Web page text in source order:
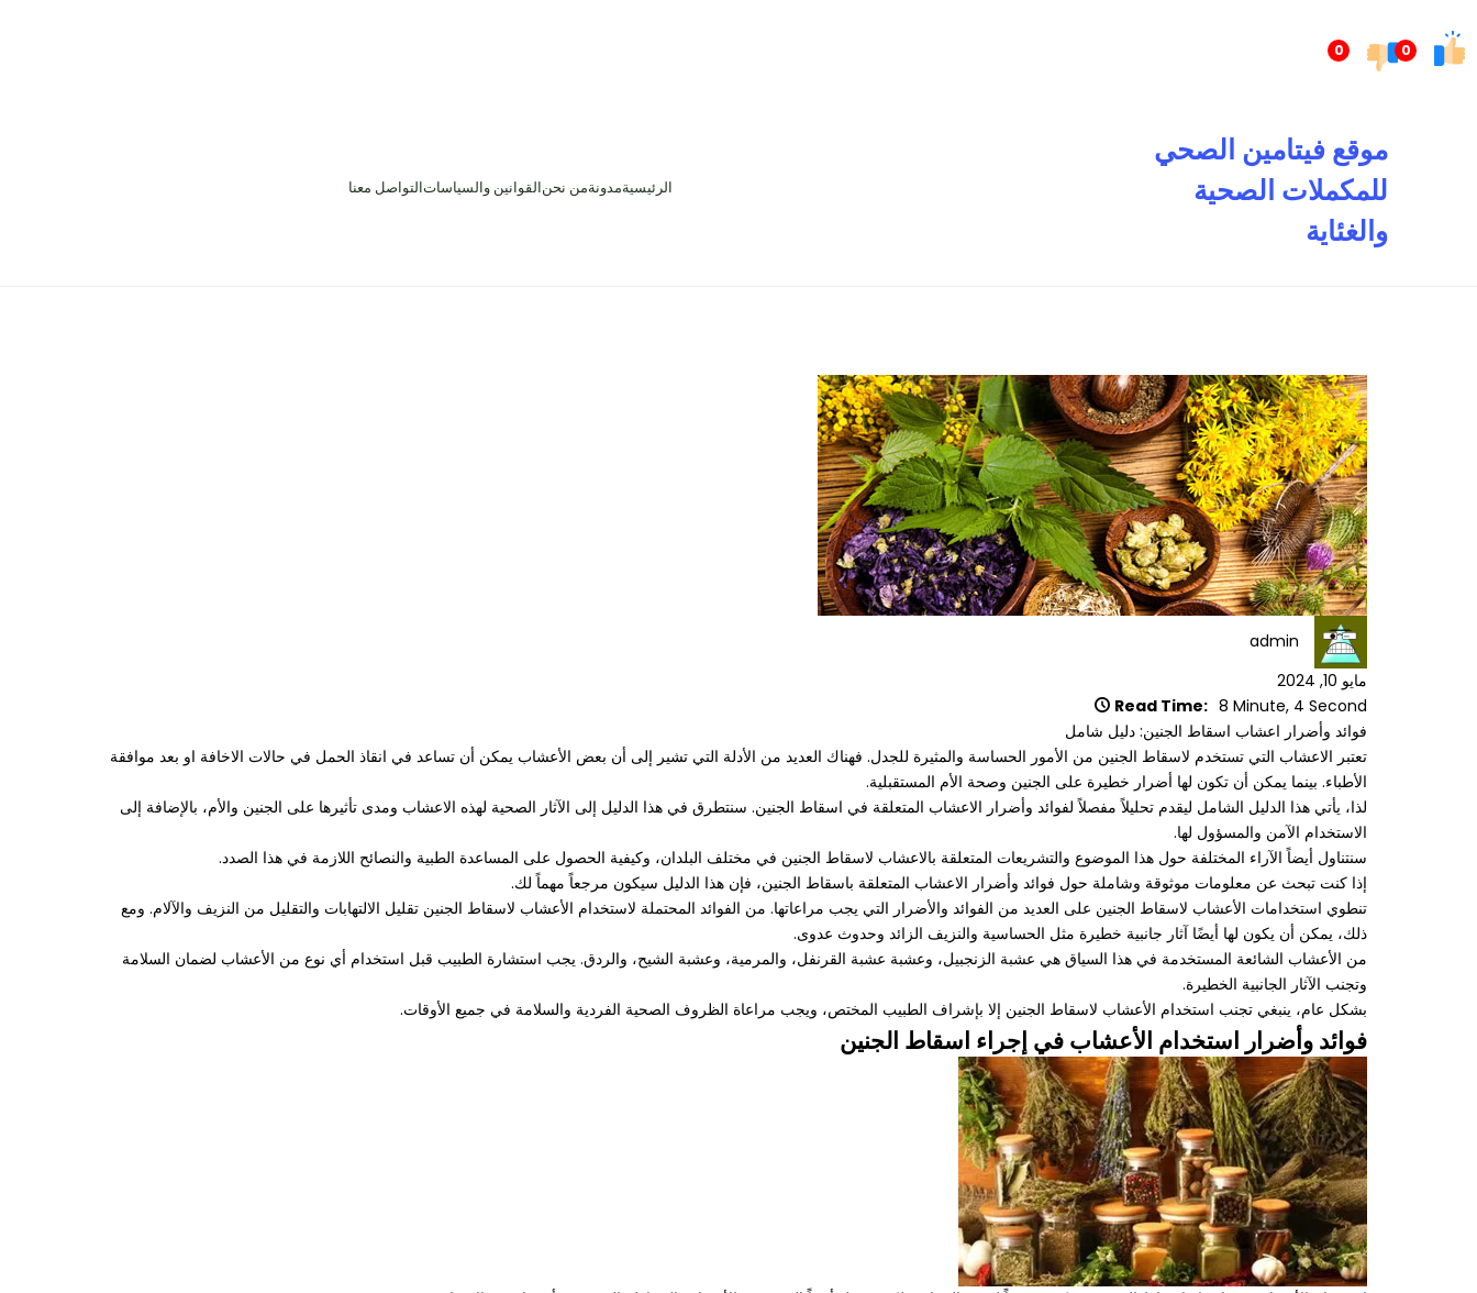
0
0إلى
موقع فيتامين الصحي
للمكملات الصحية
والغئاية
الرئيسيةمدونةمن نحنالقوانين والسياساتالتواصل معنا
admin
مايو 10, 2024
Read Time: 8 Minute, 4 Second
فوائد وأضرار اعشاب اسقاط الجنين: دليل شامل
تعتبر الاعشاب التي تستخدم لاسقاط الجنين من الأمور الحساسة والمثيرة للجدل. فهناك العديد من الأدلة التي تشير إلى أن بعض الأعشاب يمكن أن تساعد في انقاذ الحمل في حالات الاخافة او بعد موافقة
الأطباء. بينما يمكن أن تكون لها أضرار خطيرة على الجنين وصحة الأم المستقبلية.
لذا، يأتي هذا الدليل الشامل ليقدم تحليلاً مفصلاً لفوائد وأضرار الاعشاب المتعلقة في اسقاط الجنين. سنتطرق في هذا الدليل إلى الآثار الصحية لهذه الاعشاب ومدى تأثيرها على الجنين والأم، بالإضافة إلى
الاستخدام الآمن والمسؤول لها.
سنتناول أيضاً الآراء المختلفة حول هذا الموضوع والتشريعات المتعلقة بالاعشاب لاسقاط الجنين في مختلف البلدان، وكيفية الحصول على المساعدة الطبية والنصائح اللازمة في هذا الصدد.
إذا كنت تبحث عن معلومات موثوقة وشاملة حول فوائد وأضرار الاعشاب المتعلقة باسقاط الجنين، فإن هذا الدليل سيكون مرجعاً مهماً لك.
تنطوي استخدامات الأعشاب لاسقاط الجنين على العديد من الفوائد والأضرار التي يجب مراعاتها. من الفوائد المحتملة لاستخدام الأعشاب لاسقاط الجنين تقليل الالتهابات والتقليل من النزيف والآلام. ومع
ذلك، يمكن أن يكون لها أيضًا آثار جانبية خطيرة مثل الحساسية والنزيف الزائد وحدوث عدوى.
من الأعشاب الشائعة المستخدمة في هذا السياق هي عشبة الزنجبيل، وعشبة عشبة القرنفل، والمرمية، وعشبة الشيح، والردق. يجب استشارة الطبيب قبل استخدام أي نوع من الأعشاب لضمان السلامة
وتجنب الآثار الجانبية الخطيرة.
بشكل عام، ينبغي تجنب استخدام الأعشاب لاسقاط الجنين إلا بإشراف الطبيب المختص، ويجب مراعاة الظروف الصحية الفردية والسلامة في جميع الأوقات.
فوائد وأضرار استخدام الأعشاب في إجراء اسقاط الجنين